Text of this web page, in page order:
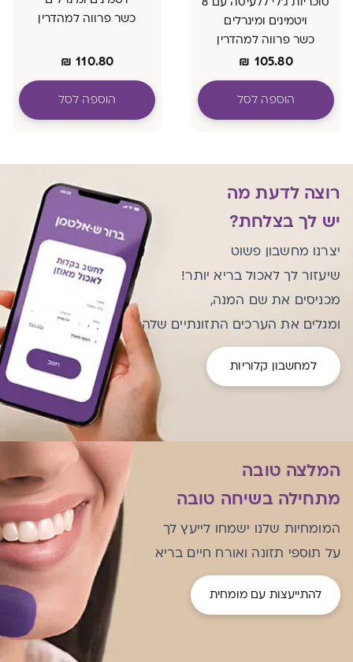
ויטמינים ומינרלים
כשר פרווה למהדרין
₪ 105.80
הוספה לסל
כשר פרווה למהדרין
₪ 110.80
הוספה לסל
רוצה לדעת מה
יש לך בצלחת?
יצרנו מחשבון פשוט
שיעזור לך לאכול בריא יותר!
מכניסים את שם המנה,
ומגלים את הערכים התזונתיים שלה
למחשבון קלוריות
המלצה טובה
מתחילה בשיחה טובה
המומחיות שלנו ישמחו לייעץ לך
על תוספי תזונה ואורח חיים בריא
להתייעצות עם מומחית